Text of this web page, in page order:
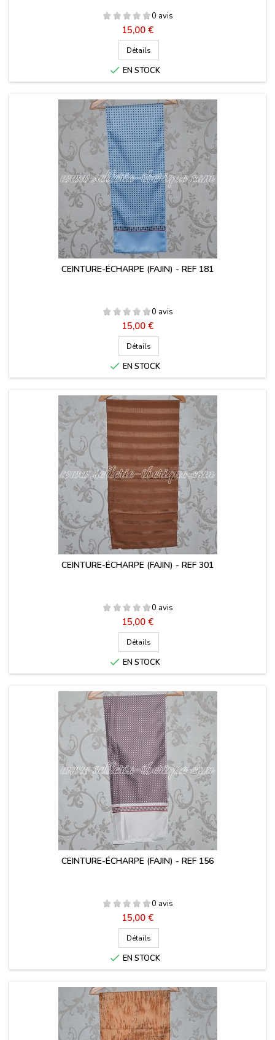
0 avis
Prix
15,00 €
Détails
 EN STOCK
CEINTURE-ÉCHARPE (FAJIN) - REF 181
0 avis
Prix
15,00 €
Détails
 EN STOCK
CEINTURE-ÉCHARPE (FAJIN) - REF 301
0 avis
Prix
15,00 €
Détails
 EN STOCK
CEINTURE-ÉCHARPE (FAJIN) - REF 156
0 avis
Prix
15,00 €
Détails
 EN STOCK